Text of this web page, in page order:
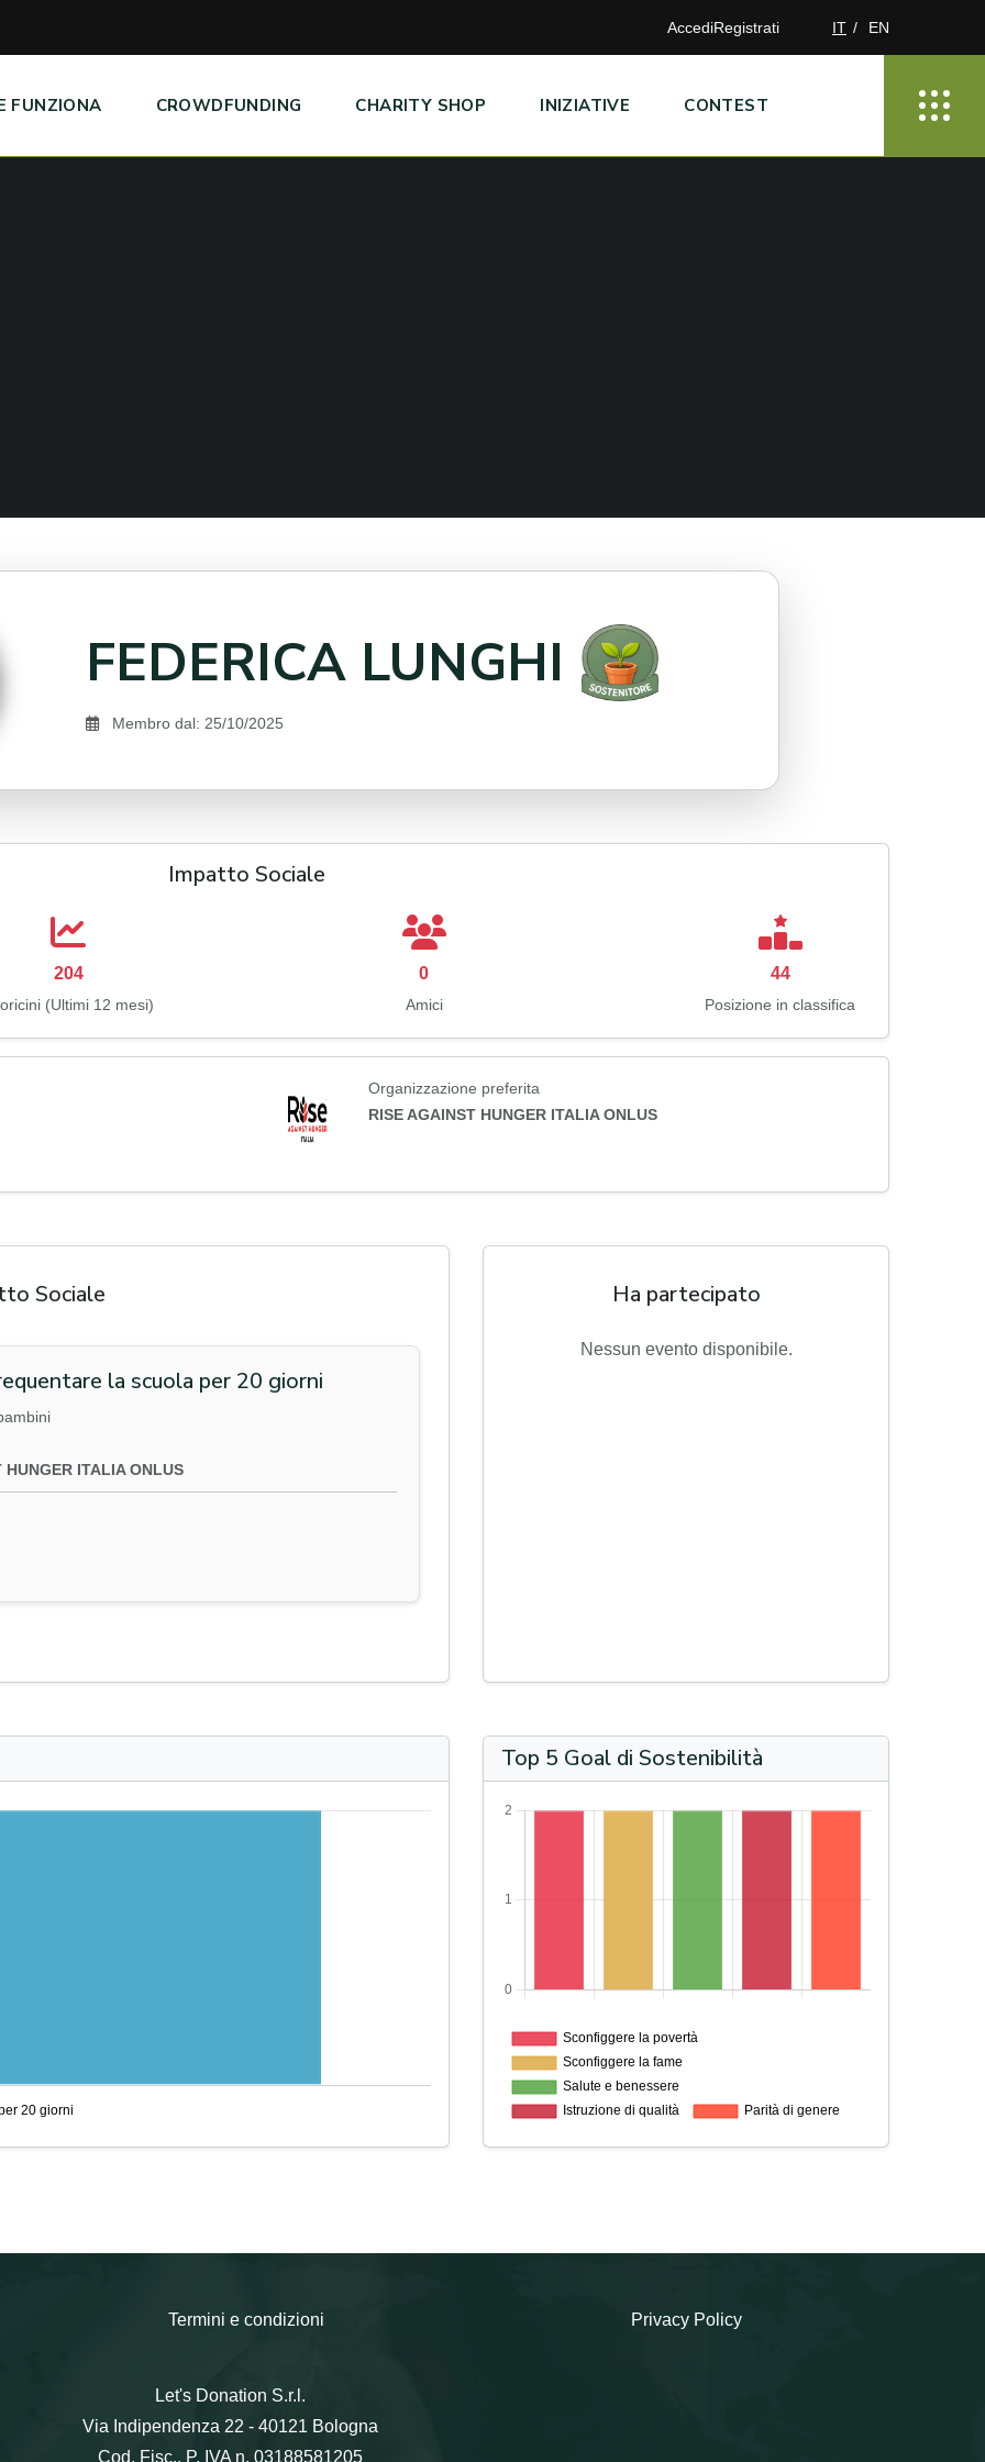
AccediRegistrati IT EN
FUNZIONA CROWDFUNDING CHARITY SHOP INIZIATIVE CONTEST
FEDERICA LUNGHI
Membro dal: 25/10/2025
Impatto Sociale
204
(Ultimi 12 mesi)
0
Amici
44
Posizione in classifica
Organizzazione preferita
RISE AGAINST HUNGER ITALIA ONLUS
Sociale
la scuola per 20 giorni
HUNGER ITALIA ONLUS
Ha partecipato
Nessun evento disponibile.
Top 5 Goal di Sostenibilità
Termini e condizioni Privacy Policy
Let's Donation S.r.l.
Via Indipendenza 22 - 40121 Bologna
Cod. Fisc., P. IVA n. 03188581205